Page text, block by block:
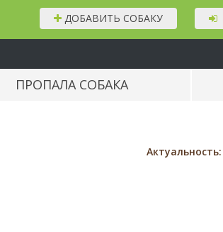
ДОБАВИТЬ СОБАКУ
ПРОПАЛА СОБАКА
Актуальность: